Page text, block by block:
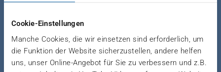
Cookie-Einstellungen
Manche Cookies, die wir einsetzen sind erforderlich, um
die Funktion der Website sicherzustellen, andere helfen
uns, unser Online-Angebot für Sie zu verbessern und z.B.
Regelmäßige Inspektionen
Lassen Sie Ihre Anlage regelmäßig prüfen, um
Risiken, die z. B. zu Qualitätsproblemen oder